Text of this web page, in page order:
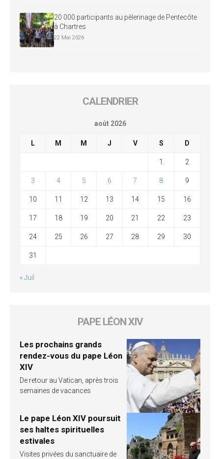
20 000 participants au pèlerinage de Pentecôte
à Chartres
22 Mai 2026
CALENDRIER
août 2026
L M M J V S D
1 2
3 4 5 6 7 8 9
10 11 12 13 14 15 16
17 18 19 20 21 22 23
24 25 26 27 28 29 30
31
« Juil
PAPE LÉON XIV
Les prochains grands
rendez-vous du pape Léon
XIV
De retour au Vatican, après trois
semaines de vacances
Le pape Léon XIV poursuit
ses haltes spirituelles
estivales
Visites privées du sanctuaire de